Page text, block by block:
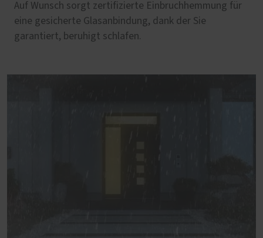
Auf Wunsch sorgt zertifizierte Einbruchhemmung für
eine gesicherte Glasanbindung, dank der Sie
garantiert, beruhigt schlafen.